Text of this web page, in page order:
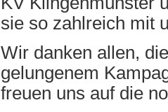
sie so zahlreich mit
Wir danken allen,
gelungenem
freuen uns auf die